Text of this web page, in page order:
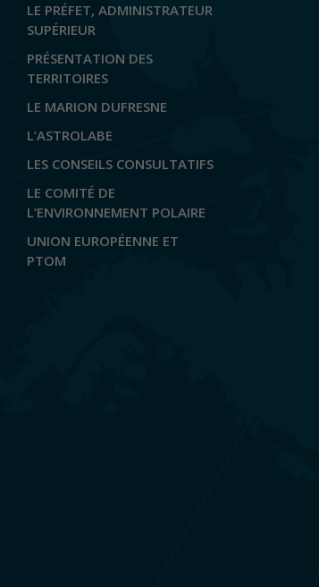
LE PRÉFET, ADMINISTRATEUR
SUPÉRIEUR
PRÉSENTATION DES
TERRITOIRES
LE MARION DUFRESNE
L’ASTROLABE
LES CONSEILS CONSULTATIFS
LE COMITÉ DE
L’ENVIRONNEMENT POLAIRE
UNION EUROPÉENNE ET
PTOM